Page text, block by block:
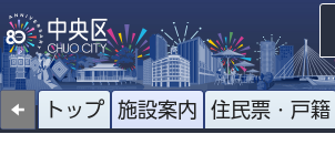
トップ 施設案内 住民票・戸籍